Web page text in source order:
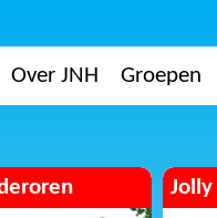
Over JNH Groepen
Jolly